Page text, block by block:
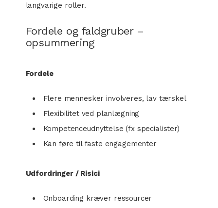
langvarige roller.
Fordele og faldgruber –
opsummering
Fordele
Flere mennesker involveres, lav tærskel
Flexibilitet ved planlægning
Kompetenceudnyttelse (fx specialister)
Kan føre til faste engagementer
Udfordringer / Risici
Onboarding kræver ressourcer